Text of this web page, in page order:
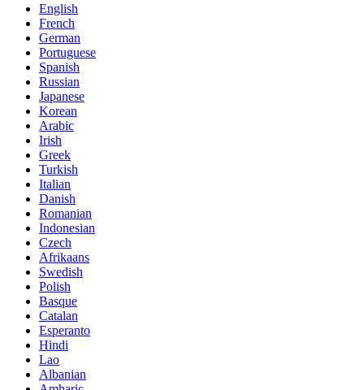
English
French
German
Portuguese
Spanish
Russian
Japanese
Korean
Arabic
Irish
Greek
Turkish
Italian
Danish
Romanian
Indonesian
Czech
Afrikaans
Swedish
Polish
Basque
Catalan
Esperanto
Hindi
Lao
Albanian